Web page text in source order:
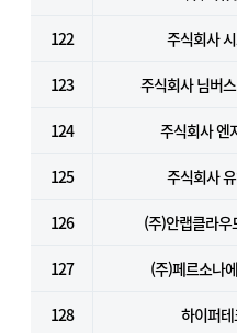
122 주식회사
123 주식회사 님버
124 주식회사 엔
125 주식회사
126 (주)안랩클라우
127 (주)페르소나
128 하이퍼